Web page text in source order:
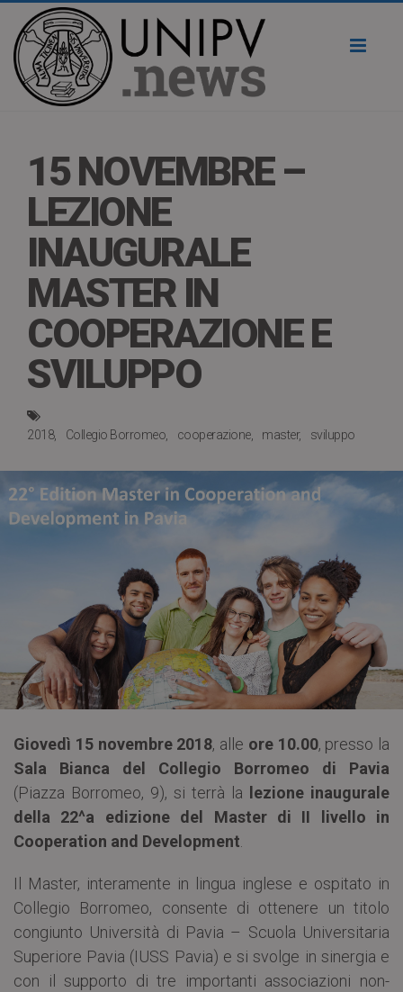
15 NOVEMBRE –
LEZIONE
INAUGURALE
MASTER IN
COOPERAZIONE E
SVILUPPO
2018 Collegio Borromeo cooperazione master sviluppo
Giovedì 15 novembre 2018, alle ore 10.00, presso la
Sala Bianca del Collegio Borromeo di Pavia
(Piazza Borromeo, 9), si terrà la
lezione inaugurale
della 22^a edizione del Master di II livello in
Cooperation and Development.
Il Master, interamente in lingua inglese e ospitato in
Collegio Borromeo, consente di ottenere un titolo
congiunto Università di Pavia – Scuola Universitaria
Superiore Pavia (IUSS Pavia) e si svolge in sinergia e
con il supporto di tre importanti associazioni non-